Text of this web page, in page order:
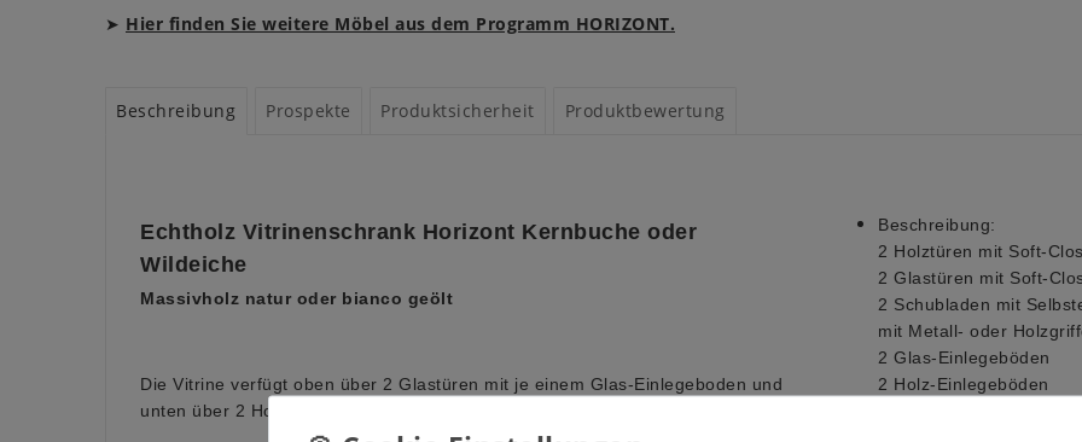
➤ Hier finden Sie weitere Möbel aus dem Programm HORIZONT.
Beschreibung Prospekte Produktsicherheit Produktbewertung
Echtholz Vitrinenschrank Horizont Kernbuche oder
Wildeiche
Massivholz natur oder bianco geölt
Die Vitrine verfügt oben über 2 Glastüren mit je einem Glas-Einlegeboden und
unten über 2 Holztüren mit je einem Holz-Einlegeboden.
Beschreibung:
2 Holztüren mit Soft-
2 Glastüren mit Soft-
2 Schubladen mit
mit Metall- oder
2 Glas-Einlegeböden
2 Holz-Einlegeböden